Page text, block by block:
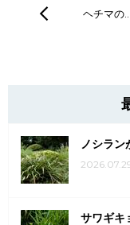
ヘチマの…
ノシラン
サワギキ